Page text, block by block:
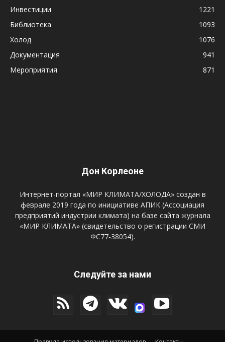
Инвестиции
1221
Библиотека
1093
Холод
1076
Документация
941
Мероприятия
871
Дон Корлеоне
Интернет-портал «МИР КЛИМАТА/ХОЛОДА» создан в
феврале 2019 года по инициативе АПИК (Ассоциация
предприятий индустрии климата) на базе сайта журнала
«МИР КЛИМАТА» (свидетельство о регистрации СМИ
ФС77-38054).
Следуйте за нами